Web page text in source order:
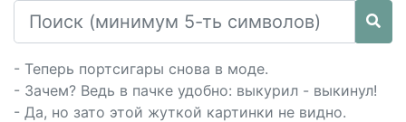
- Теперь портсигары снова в моде.
- Зачем? Ведь в пачке удобно: выкурил - выкинул!
- Да, но зато этой жуткой картинки не видно.